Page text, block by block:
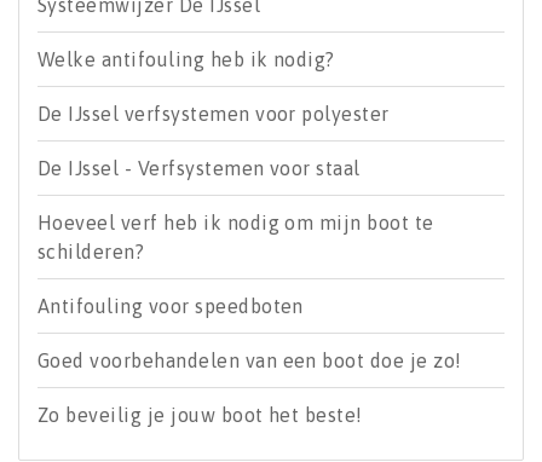
Welke antifouling heb ik nodig?
De IJssel verfsystemen voor polyester
De IJssel - Verfsystemen voor staal
Hoeveel verf heb ik nodig om mijn boot te
schilderen?
Antifouling voor speedboten
Goed voorbehandelen van een boot doe je zo!
Zo beveilig je jouw boot het beste!